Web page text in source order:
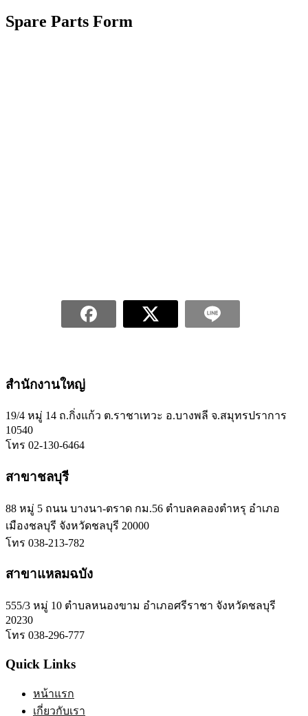
Spare Parts Form
สำนักงานใหญ่
19/4 หมู่ 14 ถ.กิ่งแก้ว ต.ราชาเทวะ อ.บางพลี จ.สมุทรปราการ
10540
โทร 02-130-6464
สาขาชลบุรี
88 หมู่ 5 ถนน บางนา-ตราด กม.56 ตำบลคลองตำหรุ อำเภอ
เมืองชลบุรี จังหวัดชลบุรี 20000
โทร 038-213-782
สาขาแหลมฉบัง
555/3 หมู่ 10 ตำบลหนองขาม อำเภอศรีราชา จังหวัดชลบุรี
20230
โทร 038-296-777
Quick Links
หน้าแรก
เกี่ยวกับเรา